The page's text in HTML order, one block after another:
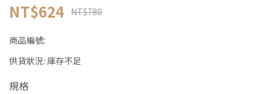
NT$624 NT$780
商品編號:
供貨狀況: 庫存不足
規格